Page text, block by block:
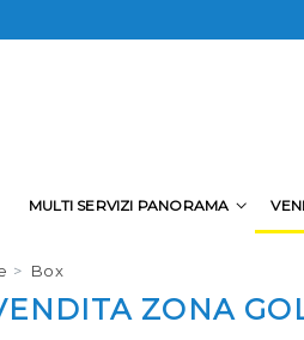
MULTI SERVIZI PANORAMA
Box
ZONA